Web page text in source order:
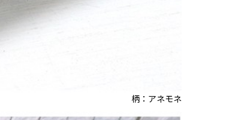
柄：アネモネ